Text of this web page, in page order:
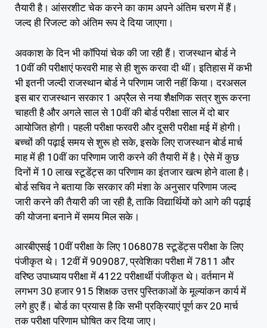
तैयारी है। आंसरशीट चेक करने का काम अपने अंतिम चरण में हैं।
जल्द ही रिजल्ट को अंतिम रूप दे दिया जाएगा।
अवकाश के दिन भी कॉपियां चेक की जा रही हैं। राजस्थान बोर्ड ने
10वीं की परीक्षाएं फरवरी माह से ही शुरू करवा दी थीं। इतिहास में कभी
भी इतनी जल्दी राजस्थान बोर्ड ने परिणाम जारी नहीं किया। दरअसल
इस बार राजस्थान सरकार 1 अप्रैल से नया शैक्षणिक सत्र शुरू करना
चाहती है और अगले साल से 10वीं की बोर्ड परीक्षा साल में दो बार
आयोजित होगी। पहली परीक्षा फरवरी और दूसरी परीक्षा मई में होगी।
बच्चों की पढ़ाई समय से शुरू हो सके, इसके लिए राजस्थान बोर्ड मार्च
माह में ही 10वीं का परिणाम जारी करने की तैयारी में है। ऐसे में कुछ
दिनों में 10 लाख स्टूडेंट्स का परिणाम का इंतजार खत्म होने वाला है।
बोर्ड सचिव ने बताया कि सरकार की मंशा के अनुसार परिणाम जल्द
जारी करने की तैयारी की जा रही है, ताकि विद्यार्थियों को आगे की पढ़ाई
की योजना बनाने में समय मिल सके।
आरबीएसई 10वीं परीक्षा के लिए 1068078 स्टूडेंट्स परीक्षा के लिए
पंजीकृत थे। 12वीं में 909087, प्रवेशिका परीक्षा में 7811 और
वरिष्ठ उपाध्याय परीक्षा में 4122 परीक्षार्थी पंजीकृत थे। वर्तमान में
लगभग 30 हजार 915 शिक्षक उत्तर पुस्तिकाओं के मूल्यांकन कार्य में
लगे हुए हैं। बोर्ड का प्रयास है कि सभी प्रक्रियाएं पूर्ण कर 20 मार्च
तक परीक्षा परिणाम घोषित कर दिया जाए।